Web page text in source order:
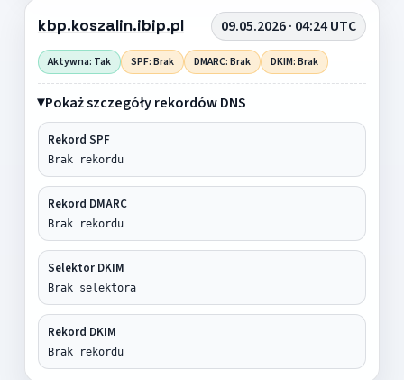
kbp.koszalin.ibip.pl 09.05.2026 · 04:24 UTC
Aktywna: Tak SPF: Brak DMARC: Brak DKIM: Brak
Pokaż szczegóły rekordów DNS
Rekord SPF
Brak rekordu
Rekord DMARC
Brak rekordu
Selektor DKIM
Brak selektora
Rekord DKIM
Brak rekordu